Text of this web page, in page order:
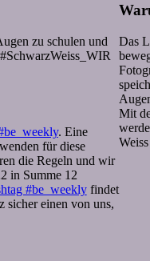
zu schulen und
. Eine
für diese
die Regeln und wir
in Summe 12
#be_weeklyfindet
sicher einen von uns,
Das
Mit